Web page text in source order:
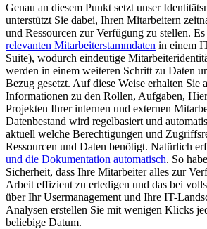
Genau an diesem Punkt setzt unser
unterstützt Sie dabei, Ihren Mitarbeitern
und Ressourcen zur Verfügung zu stellen. Es
relevanten Mitarbeiterstammdaten in einem
Suite), wodurch eindeutige
werden in einem weiteren Schritt zu Daten
Bezug gesetzt. Auf diese Weise erhalten Sie
Informationen zu den Rollen, Aufgaben,
Projekten Ihrer internen und externen
Datenbestand wird regelbasiert und
aktuell welche Berechtigungen und
Ressourcen und Daten benötigt. Natürlich
und die Dokumentation automatisch. So
Sicherheit, dass Ihre Mitarbeiter alles zur
Arbeit effizient zu erledigen und das bei
über Ihr Usermanagement und Ihre IT-
Analysen erstellen Sie mit wenigen Klicks
beliebige Datum.